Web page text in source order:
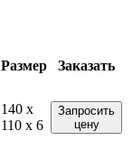
Размер
Заказать
140 x
110 x 6
Запросить
цену